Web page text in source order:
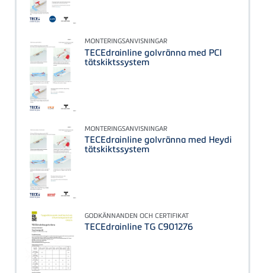
MONTERINGSANVISNINGAR
TECEdrainline golvränna med PCI
tätskiktssystem
MONTERINGSANVISNINGAR
TECEdrainline golvränna med Heydi
tätskiktssystem
GODKÄNNANDEN OCH CERTIFIKAT
TECEdrainline TG C901276